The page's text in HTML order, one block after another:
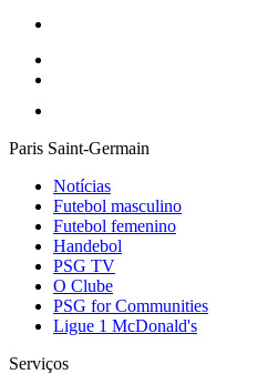
Paris Saint-Germain
Notícias
Futebol masculino
Futebol femenino
Handebol
PSG TV
O Clube
PSG for Communities
Ligue 1 McDonald's
Serviços